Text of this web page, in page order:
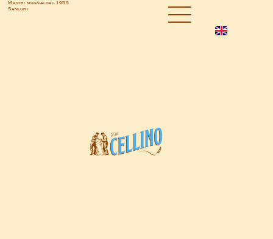
Mastri mugnai dal 1955
Sanluri